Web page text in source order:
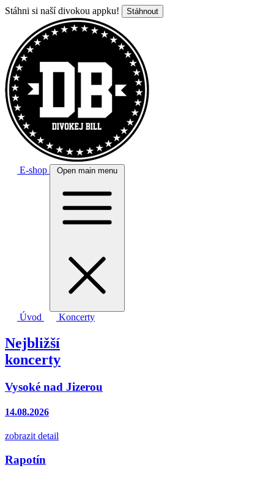
Stáhni si naší divokou appku! Stáhnout
E-shop Open main menu
Úvod Koncerty
Nejbližší
koncerty
Vysoké nad Jizerou
14.08.2026
zobrazit detail
Rapotín